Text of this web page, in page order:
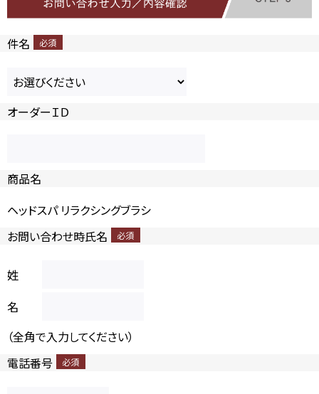
件名
オーダーＩＤ
商品名
ヘッドスパ リラクシングブラシ
お問い合わせ時氏名
姓
名
（全角で入力してください）
電話番号